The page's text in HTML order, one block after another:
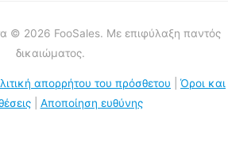
© 2026 FooSales. Με επιφύλαξη παντός
δικαιώματος.
απορρήτου του πρόσθετου
Όροι και
| Αποποίηση ευθύνης